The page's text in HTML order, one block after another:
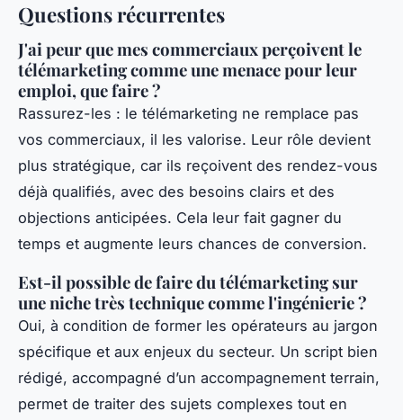
Questions récurrentes
J'ai peur que mes commerciaux perçoivent le
télémarketing comme une menace pour leur
emploi, que faire ?
Rassurez-les : le télémarketing ne remplace pas
vos commerciaux, il les valorise. Leur rôle devient
plus stratégique, car ils reçoivent des rendez-vous
déjà qualifiés, avec des besoins clairs et des
objections anticipées. Cela leur fait gagner du
temps et augmente leurs chances de conversion.
Est-il possible de faire du télémarketing sur
une niche très technique comme l'ingénierie ?
Oui, à condition de former les opérateurs au jargon
spécifique et aux enjeux du secteur. Un script bien
rédigé, accompagné d’un accompagnement terrain,
permet de traiter des sujets complexes tout en